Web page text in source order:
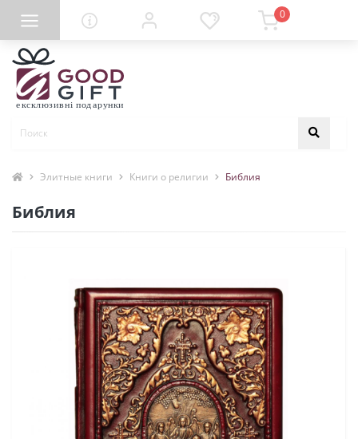
0
Элитные книги Книги о религии Библия
Библия